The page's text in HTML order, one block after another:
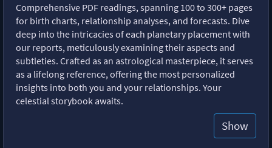
Comprehensive PDF readings, spanning 100 to 300+ pages
for birth charts, relationship analyses, and forecasts. Dive
deep into the intricacies of each planetary placement with
our reports, meticulously examining their aspects and
subtleties. Crafted as an astrological masterpiece, it serves
as a lifelong reference, offering the most personalized
insights into both you and your relationships. Your
celestial storybook awaits.
Show